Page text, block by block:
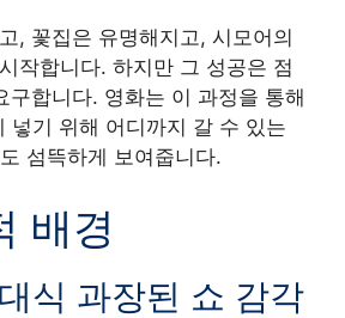
, 꽃집은 유명해지고, 시모어의
작합니다. 하지만 그 성공은 점
구합니다. 영화는 이 과정을 통해
넣기 위해 어디까지 갈 수 있는
섬뜩하게 보여줍니다.
배경
식 과장된 쇼 감각